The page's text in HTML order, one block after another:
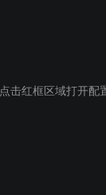
点击红框区域打开配